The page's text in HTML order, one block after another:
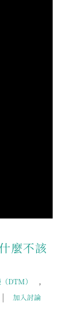
麼不該
DTM） ,
| 加入討論